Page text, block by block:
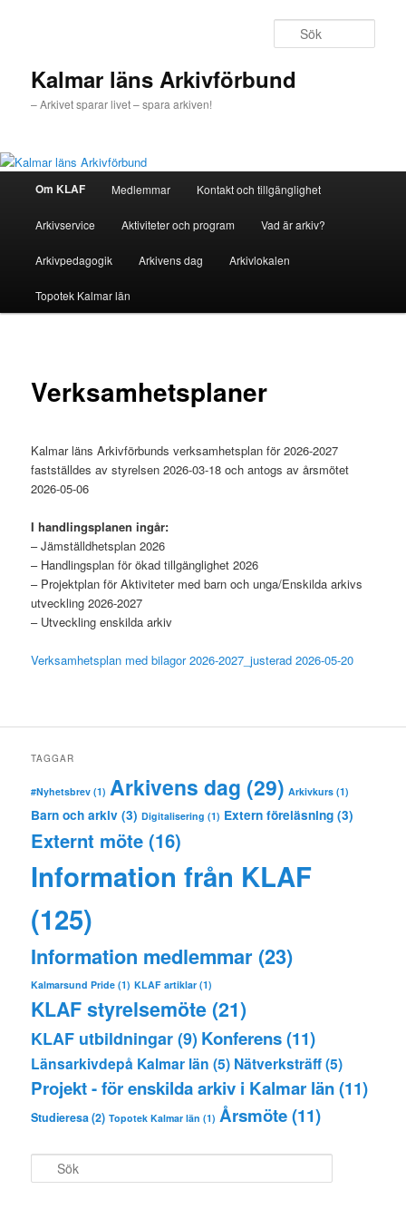
Kalmar läns Arkivförbund
– Arkivet sparar livet – spara arkiven!
Huvudmeny
Om KLAF Medlemmar Kontakt och tillgänglighet
Arkivservice Aktiviteter och program Vad är arkiv?
Arkivpedagogik Arkivens dag Arkivlokalen
Topotek Kalmar län
Verksamhetsplaner
Kalmar läns Arkivförbunds verksamhetsplan för 2026-2027
fastställdes av styrelsen 2026-03-18 och antogs av årsmötet
2026-05-06
I handlingsplanen ingår:
– Jämställdhetsplan 2026
– Handlingsplan för ökad tillgänglighet 2026
– Projektplan för Aktiviteter med barn och unga/Enskilda arkivs
utveckling 2026-2027
– Utveckling enskilda arkiv
Verksamhetsplan med bilagor 2026-2027_justerad 2026-05-20
TAGGAR
#Nyhetsbrev (1) Arkivens dag (29) Arkivkurs (1)
Barn och arkiv (3) Digitalisering (1) Extern föreläsning (3)
Externt möte (16)
Information från KLAF
(125)
Information medlemmar (23)
Kalmarsund Pride (1) KLAF artiklar (1)
KLAF styrelsemöte(21)
KLAF utbildningar(9) Konferens(11)
Länsarkivdepå Kalmar län (5) Nätverksträff(5)
Projekt - för enskilda arkiv i Kalmar län(11)
Studieresa(2) Topotek Kalmar län (1) Årsmöte(11)
ö